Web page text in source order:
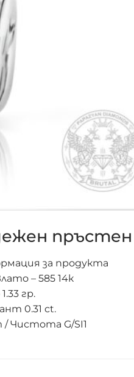
пръстен
за продукта
– 585 14к
гр.
0.31 ct.
Чистота G/SI1